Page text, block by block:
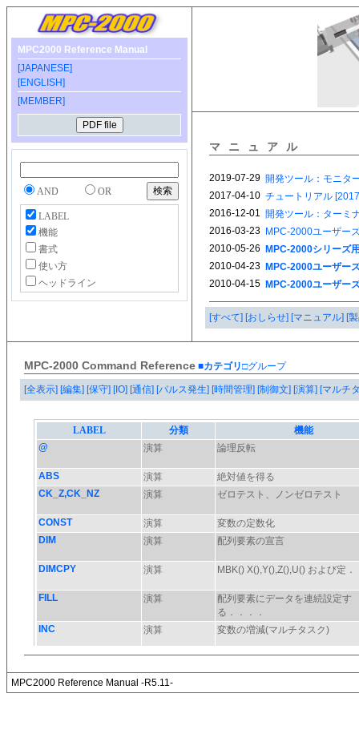
MPC2000 Reference Manual
[JAPANESE]
[ENGLISH]
[MEMBER]
AND OR
LABEL
機能
書式
使い方
ヘッドライン
マニュアル
[すべて] [おしらせ] [マニュアル] [
MPC-2000 Command Reference ■カテゴリ□グループ
[全表示] [編集] [保守] [IO] [通信] [パルス発生] [時間管理] [制御文] [演算] [マルチ
MPC2000 Reference Manual -R5.11-